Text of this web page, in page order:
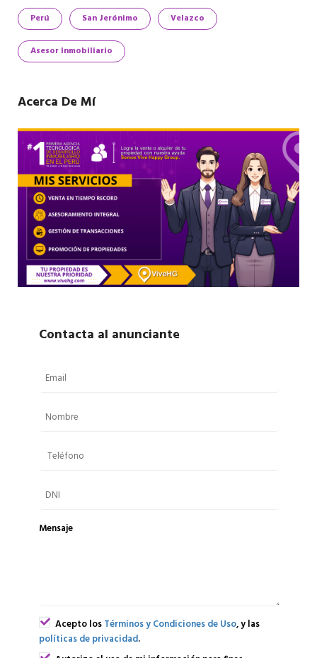
Perú San Jerónimo Velazco
Asesor Inmobiliario
Acerca De Mí
Contacta al anunciante
Mensaje
Acepto losTérminos y Condiciones de Uso, y las
políticas de privacidad.